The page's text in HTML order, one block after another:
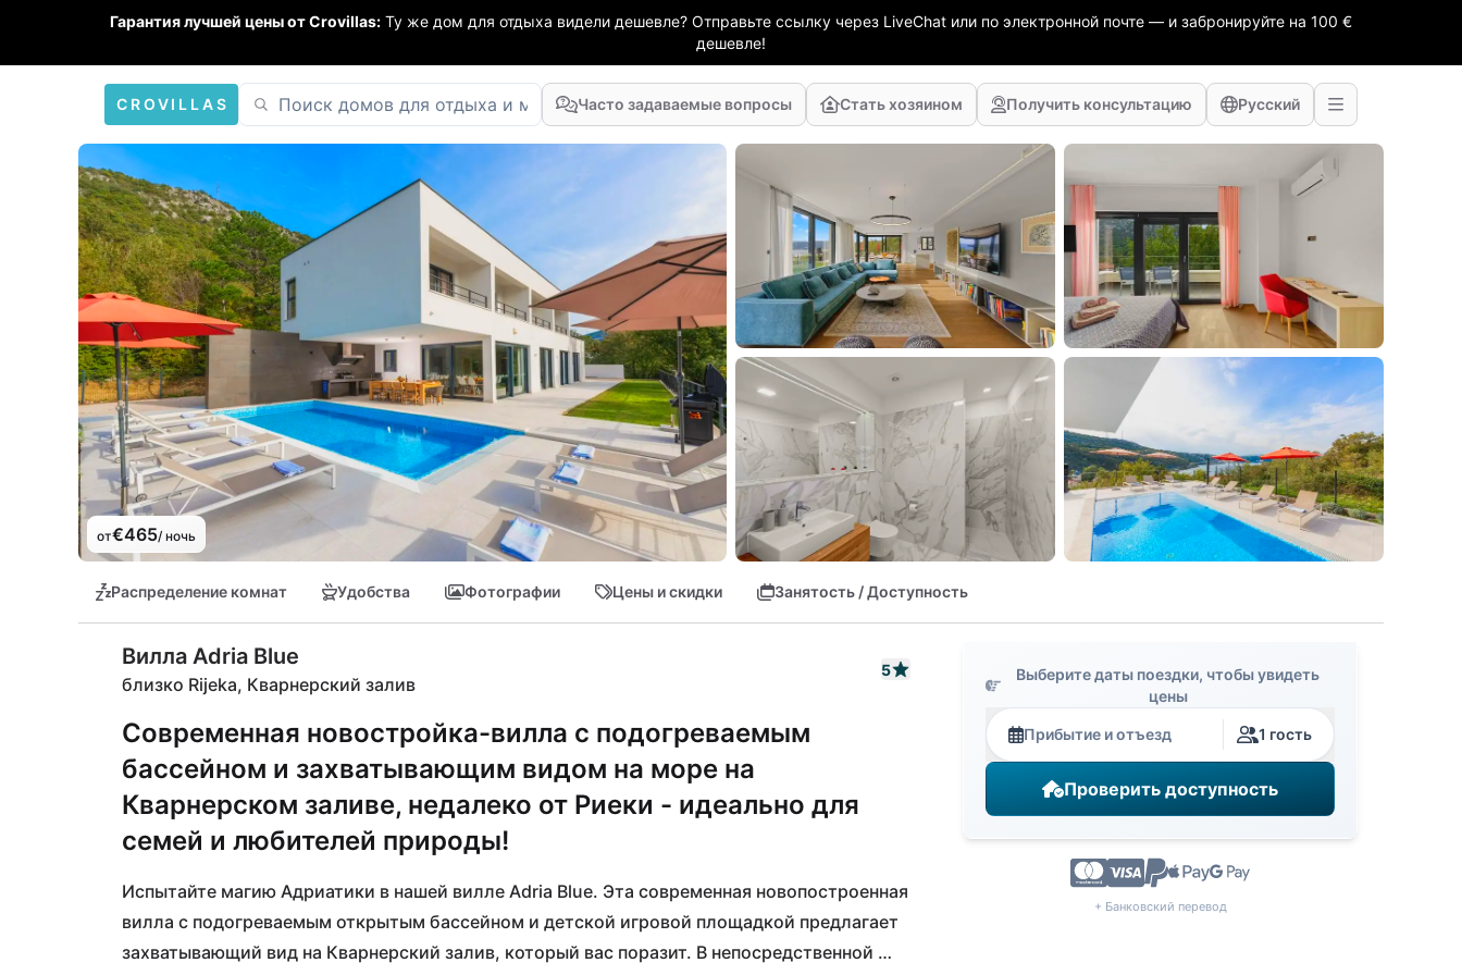
Гарантия лучшей цены от Crovillas: Ту же дом для отдыха видели дешевле? Отправьте ссылку через LiveChat или по электронной почте — и забронируйте на 100 €
дешевле!
CROVILLAS Часто задаваемые вопросы Стать хозяином Получить консультацию Русский
от€465/ ночь
Распределение комнат Удобства Фотографии Цены и скидки Занятость / Доступность
Вилла Adria Blue
близко Rijeka, Кварнерский залив
5
Современная новостройка-вилла с подогреваемым
бассейном и захватывающим видом на море на
Кварнерском заливе, недалеко от Риеки - идеально для
семей и любителей природы!
Испытайте магию Адриатики в нашей вилле Adria Blue. Эта современная новопостроенная
вилла с подогреваемым открытым бассейном и детской игровой площадкой предлагает
захватывающий вид на Кварнерский залив, который вас поразит. В непосредственной
Выберите даты поездки, чтобы увидеть
цены
Прибытие и отъезд 1 гость
Проверить доступность
+ Банковский перевод